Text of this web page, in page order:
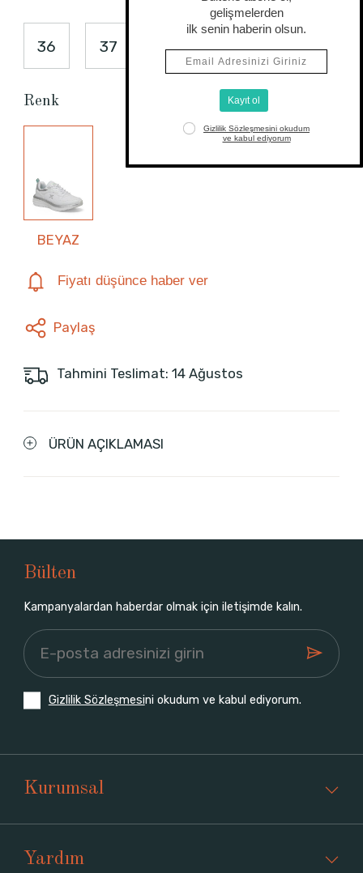
36 37 38 39 40
Renk
BEYAZ
Fiyatı düşünce haber ver
Paylaş
Tahmini Teslimat: 14 Ağustos
ÜRÜN AÇIKLAMASI
Bülten
Kampanyalardan haberdar olmak için iletişimde kalın.
Gizlilik Sözleşmesini okudum ve kabul ediyorum.
Kurumsal
Yardım